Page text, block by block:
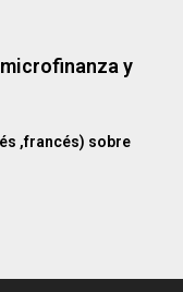
y
,francés) sobre